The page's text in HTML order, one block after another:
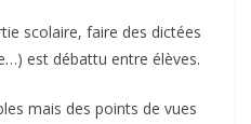
scolaire, faire des dictées
est débattu entre élèves.
mais des points de vues